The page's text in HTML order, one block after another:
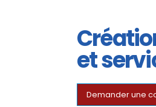
et
Demander une